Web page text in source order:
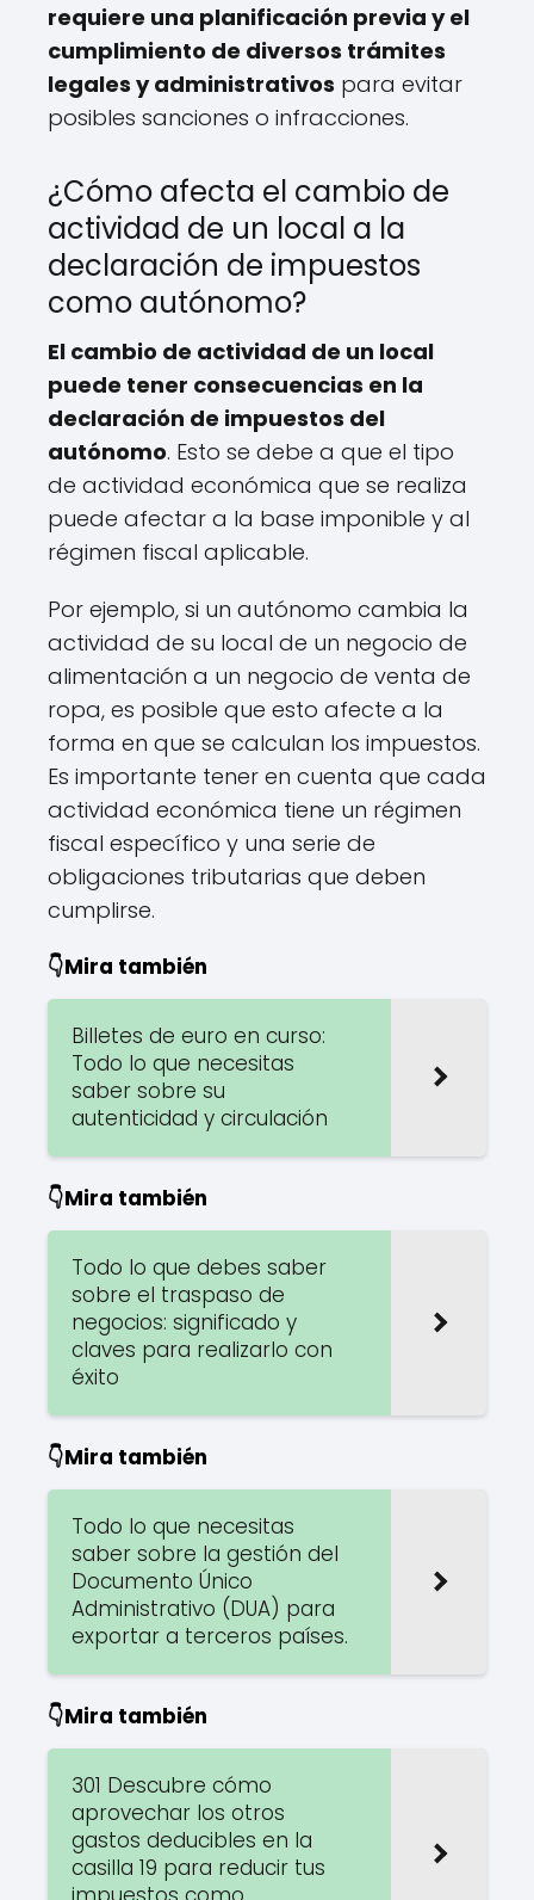
requiere una planificación previa y el
cumplimiento de diversos trámites
legales y administrativos para evitar
posibles sanciones o infracciones.
¿Cómo afecta el cambio de
actividad de un local a la
declaración de impuestos
como autónomo?
El cambio de actividad de un local
puede tener consecuencias en la
declaración de impuestos del
autónomo. Esto se debe a que el tipo
de actividad económica que se realiza
puede afectar a la base imponible y al
régimen fiscal aplicable.
Por ejemplo, si un autónomo cambia la
actividad de su local de un negocio de
alimentación a un negocio de venta de
ropa, es posible que esto afecte a la
forma en que se calculan los impuestos.
Es importante tener en cuenta que cada
actividad económica tiene un régimen
fiscal específico y una serie de
obligaciones tributarias que deben
cumplirse.
👇Mira también
Billetes de euro en curso:
Todo lo que necesitas
saber sobre su
autenticidad y circulación
👇Mira también
Todo lo que debes saber
sobre el traspaso de
negocios: significado y
claves para realizarlo con
éxito
👇Mira también
Todo lo que necesitas
saber sobre la gestión del
Documento Único
Administrativo (DUA) para
exportar a terceros países.
👇Mira también
301 Descubre cómo
aprovechar los otros
gastos deducibles en la
casilla 19 para reducir tus